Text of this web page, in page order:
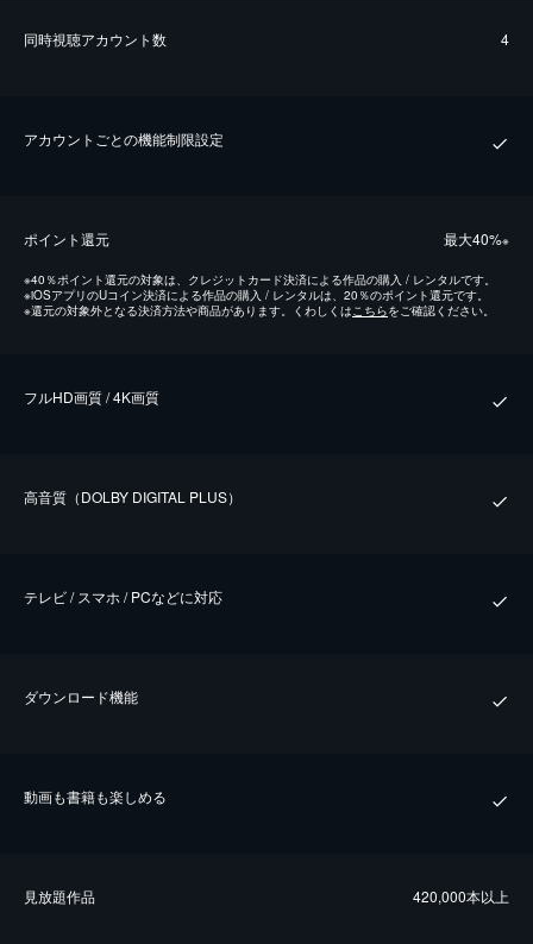
同時視聴アカウント数 4
アカウントごとの機能制限設定
ポイント還元 最⼤40%※
※40％ポイント還元の対象は、クレジットカード決済による作品の購入 / レンタルです。
※iOSアプリのUコイン決済による作品の購入 / レンタルは、20％のポイント還元です。
※還元の対象外となる決済方法や商品があります。くわしくはこちらをご確認ください。
フルHD画質 / 4K画質
⾼⾳質（DOLBY DIGITAL PLUS）
テレビ / スマホ / PCなどに対応
ダウンロード機能
動画も書籍も楽しめる
⾒放題作品 420,000本以上